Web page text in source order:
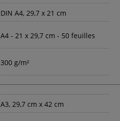
DIN A4, 29,7 x 21 cm
A4 - 21 x 29,7 cm - 50 feuilles
300 g/m²
A3, 29,7 cm x 42 cm